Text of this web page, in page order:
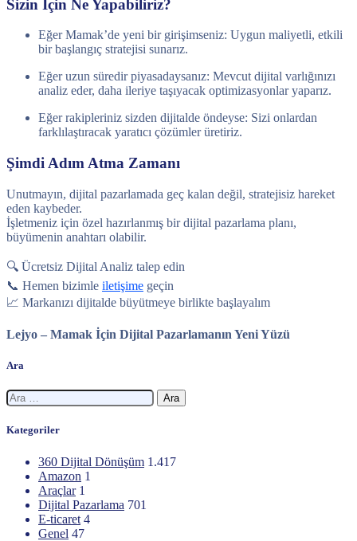
Sizin İçin Ne Yapabiliriz?
Eğer Mamak’de yeni bir girişimseniz: Uygun maliyetli, etkili
bir başlangıç stratejisi sunarız.
Eğer uzun süredir piyasadaysanız: Mevcut dijital varlığınızı
analiz eder, daha ileriye taşıyacak optimizasyonlar yaparız.
Eğer rakipleriniz sizden dijitalde öndeyse: Sizi onlardan
farklılaştıracak yaratıcı çözümler üretiriz.
Şimdi Adım Atma Zamanı
Unutmayın, dijital pazarlamada geç kalan değil, stratejisiz hareket
eden kaybeder.
İşletmeniz için özel hazırlanmış bir dijital pazarlama planı,
büyümenin anahtarı olabilir.
🔍 Ücretsiz Dijital Analiz talep edin
📞 Hemen bizimle iletişime geçin
📈 Markanızı dijitalde büyütmeye birlikte başlayalım
Lejyo – Mamak İçin Dijital Pazarlamanın Yeni Yüzü
Ara
Arama:
Kategoriler
360 Dijital Dönüşüm 1.417
Amazon 1
Araçlar 1
Dijital Pazarlama 701
E-ticaret 4
Genel 47